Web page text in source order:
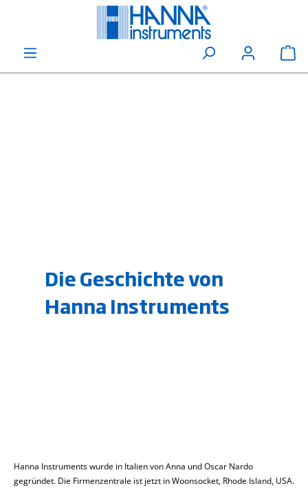
Die Geschichte von
Hanna Instruments
Hanna Instruments wurde in Italien von Anna und Oscar Nardo
gegründet. Die Firmenzentrale ist jetzt in Woonsocket, Rhode Island, USA.